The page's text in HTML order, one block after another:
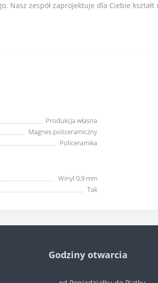
Nasz zespół zaprojektuje dla Ciebie
Produkcja własna
Magnes policeramiczny
Policeramika
Winyl 0,9 mm
Tak
Godziny otwarcia